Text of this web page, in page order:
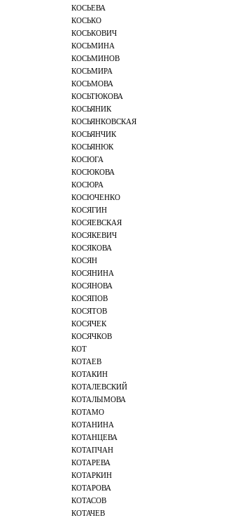
КОСЬЕВА
КОСЬКО
КОСЬКОВИЧ
КОСЬМИНА
КОСЬМИНОВ
КОСЬМИРА
КОСЬМОВА
КОСЬТЮКОВА
КОСЬЯНИК
КОСЬЯНКОВСКАЯ
КОСЬЯНЧИК
КОСЬЯНЮК
КОСЮГА
КОСЮКОВА
КОСЮРА
КОСЮЧЕНКО
КОСЯГИН
КОСЯЕВСКАЯ
КОСЯКЕВИЧ
КОСЯКОВА
КОСЯН
КОСЯНИНА
КОСЯНОВА
КОСЯПОВ
КОСЯТОВ
КОСЯЧЕК
КОСЯЧКОВ
КОТ
КОТАЕВ
КОТАКИН
КОТАЛЕВСКИЙ
КОТАЛЫМОВА
КОТАМО
КОТАНИНА
КОТАНЦЕВА
КОТАПЧАН
КОТАРЕВА
КОТАРКИН
КОТАРОВА
КОТАСОВ
КОТАЧЕВ